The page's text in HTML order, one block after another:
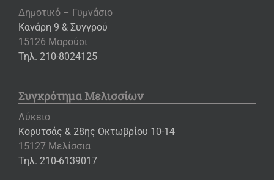
Δημοτικό – Γυμνάσιο
Κανάρη 9 & Συγγρού
15126 Μαρούσι
Τηλ. 210-8024125
Συγκρότημα Μελισσίων
Λύκειο
Κορυτσάς & 28ης Οκτωβρίου 10-14
15127 Μελίσσια
Τηλ. 210-6139017